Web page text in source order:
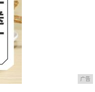
广告